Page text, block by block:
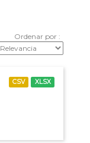
Ordenar por
CSV XLSX